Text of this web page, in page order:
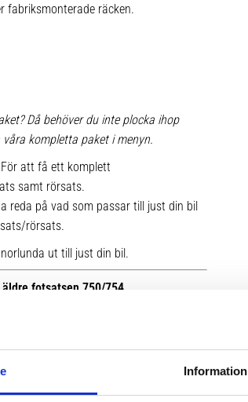
Information
fabriksmonterade räcken.
Då behöver du inte plocka ihop
kompletta paket i menyn.
att få ett komplett
samt rörsats.
reda på vad som passar till just din bil
rörsats.
ut till just din bil.
fotsatsen 750/754.
Här kan du se bilder på de äldre
med nya kitsatser >>
vara i rätt längd. Enklaste sättet
att gå till våra kompletta paket, leta